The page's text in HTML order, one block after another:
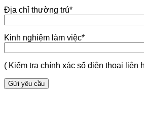
Địa chỉ thường trú*
Kinh nghiệm làm việc*
( Kiểm tra chính xác số điện thoại liên